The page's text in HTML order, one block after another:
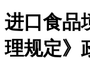
进口食品
理规定》